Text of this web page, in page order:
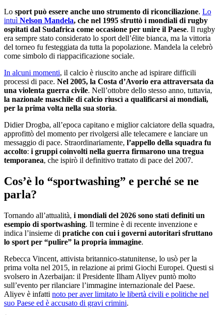
Lo sport può essere anche uno strumento di riconciliazione. Lo
intuì Nelson Mandela, che nel 1995 sfruttò i mondiali di rugby
ospitati dal Sudafrica come occasione per unire il Paese. Il rugby
era sempre stato considerato lo sport dell’élite bianca, ma la vittoria
del torneo fu festeggiata da tutta la popolazione. Mandela la celebrò
come simbolo di riappacificazione sociale.
In alcuni momenti, il calcio è riuscito anche ad ispirare difficili
processi di pace. Nel 2005, la Costa d’Avorio era attraversata da
una violenta guerra civile. Nell’ottobre dello stesso anno, tuttavia,
la nazionale maschile di calcio riuscì a qualificarsi ai mondiali,
per la prima volta nella sua storia.
Didier Drogba, all’epoca capitano e miglior calciatore della squadra,
approfittò del momento per rivolgersi alle telecamere e lanciare un
messaggio di pace. Straordinariamente, l’appello della squadra fu
accolto: i gruppi coinvolti nella guerra firmarono una tregua
temporanea, che ispirò il definitivo trattato di pace del 2007.
Cos’è lo “sportwashing” e perché se ne
parla?
Tornando all’attualità, i mondiali del 2026 sono stati definiti un
esempio di sportwashing. Il termine è di recente invenzione e
indica l’insieme di pratiche con cui i governi autoritari sfruttano
lo sport per “pulire” la propria immagine.
Rebecca Vincent, attivista britannico-statunitense, lo usò per la
prima volta nel 2015, in relazione ai primi Giochi Europei. Questi si
svolsero in Azerbaijan: il Presidente Ilham Aliyev puntò molto
sull’evento per rilanciare l’immagine internazionale del Paese.
Aliyev è infatti noto per aver limitato le libertà civili e politiche nel
suo Paese ed è accusato di gravi crimini.